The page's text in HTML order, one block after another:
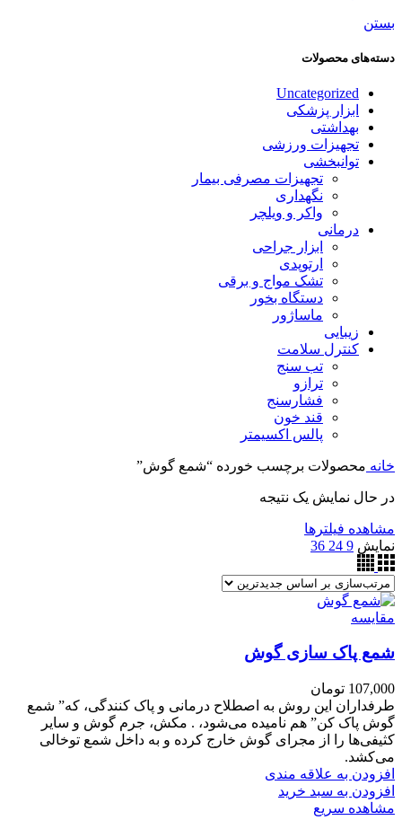
بستن
دسته‌های محصولات
Uncategorized
ابزار پزشکی
بهداشتی
تجهیزات ورزشی
توانبخشی
تجهیزات مصرفی بیمار
نگهداری
واکر و ویلچر
درمانی
ابزار جراحی
ارتوپدی
تشک مواج و برقی
دستگاه بخور
ماساژور
زیبایی
کنترل سلامت
تب سنج
ترازو
فشارسنج
قند خون
پالس اکسیمتر
خانه محصولات برچسب خورده “شمع گوش”
در حال نمایش یک نتیجه
مشاهده فیلترها
نمایش 9
24
36
مقایسه
شمع پاک سازی گوش
107,000 تومان
طرفداران این روش به اصطلاح درمانی و پاک کنندگی، که” شمع
گوش پاک کن” هم نامیده می‌شود، . مکش، جرم گوش و سایر
کثیفی‌ها را از مجرای گوش خارج کرده و به داخل شمع توخالی
می‌کشد.
افزودن به علاقه مندی
افزودن به سبد خرید
مشاهده سریع